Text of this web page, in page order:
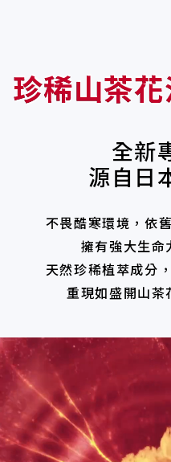
珍稀山茶
全新
源自日
不畏酷寒環境，依
擁有強大生命
天然珍稀植萃成分
重現如盛開山茶